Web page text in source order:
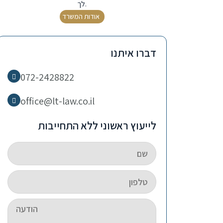
לך.
אודות המשרד
דברו איתנו
072-2428822
office@lt-law.co.il
לייעוץ ראשוני ללא התחייבות